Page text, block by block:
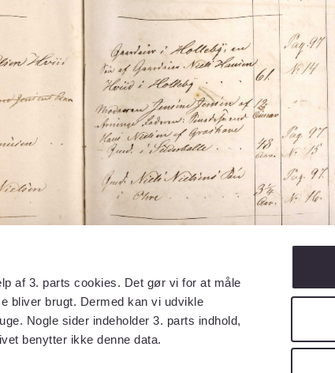
af 3. parts cookies. Det gør vi for at måle
bliver brugt. Dermed kan vi udvikle
Nogle sider indeholder 3. parts indhold,
benytter ikke denne data.